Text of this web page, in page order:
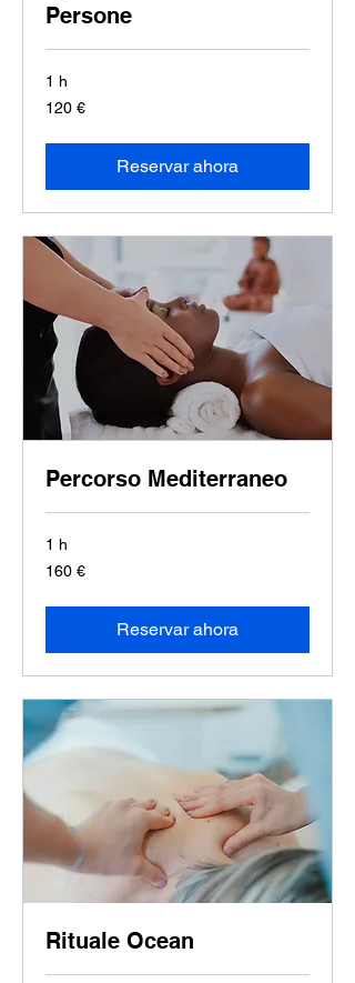
Persone
1 h
120
euros
120 €
Reservar ahora
Percorso Mediterraneo
1 h
160
euros
160 €
Reservar ahora
Rituale Ocean